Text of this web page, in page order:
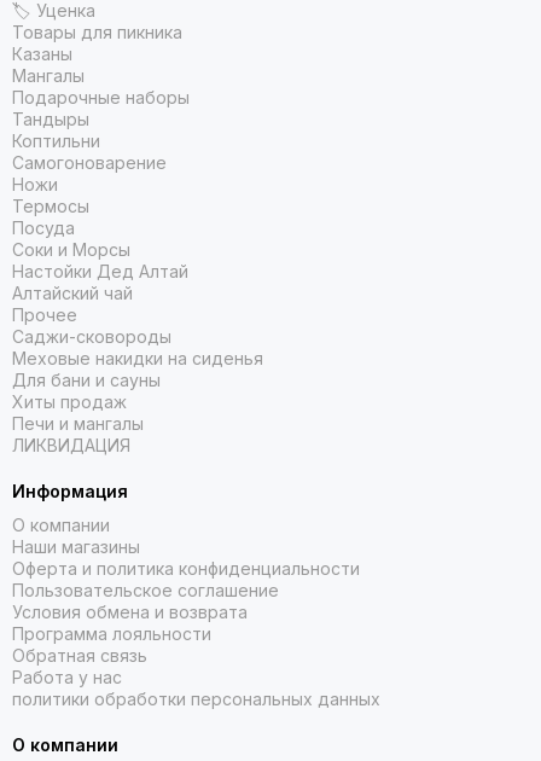
🏷 Уценка
Товары для пикника
Казаны
Мангалы
Подарочные наборы
Тандыры
Коптильни
Самогоноварение
Ножи
Термосы
Посуда
Соки и Морсы
Настойки Дед Алтай
Алтайский чай
Прочее
Саджи-сковороды
Меховые накидки на сиденья
Для бани и сауны
Хиты продаж
Печи и мангалы
ЛИКВИДАЦИЯ
Информация
О компании
Наши магазины
Оферта и политика конфиденциальности
Пользовательское соглашение
Условия обмена и возврата
Программа лояльности
Обратная связь
Работа у нас
политики обработки персональных данных
О компании